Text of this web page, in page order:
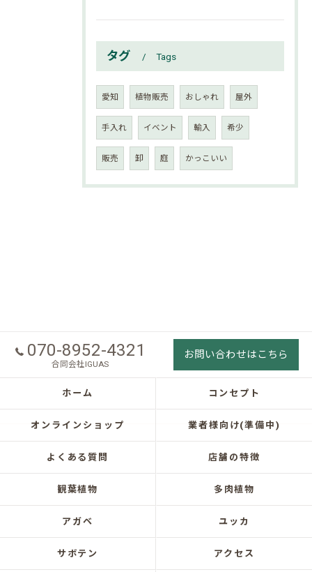
タグ Tags
愛知 植物販売 おしゃれ 屋外
手入れ イベント 輸入 希少
販売 卸 庭 かっこいい
070-8952-4321
合同会社IGUAS
お問い合わせはこちら
ホーム コンセプト
オンラインショップ 業者様向け(準備中)
よくある質問 店舗の特徴
観葉植物 多肉植物
アガベ ユッカ
サボテン アクセス